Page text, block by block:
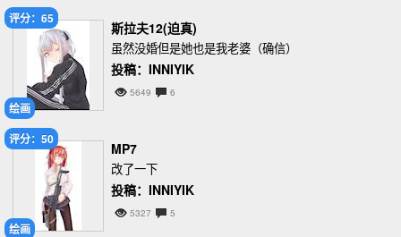
绘画
评分：65
斯拉夫12(迫真)
虽然没婚但是她也是我老婆（确信）
投稿：INNIYIK
5649 6
绘画
评分：50
MP7
改了一下
投稿：INNIYIK
5327 5